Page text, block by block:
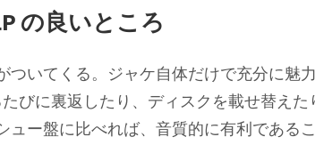
の良いところ
ついてくる。ジャケ自体だけで充分に魅
びに裏返したり、ディスクを載せ替えた
ュー盤に比べれば、音質的に有利である